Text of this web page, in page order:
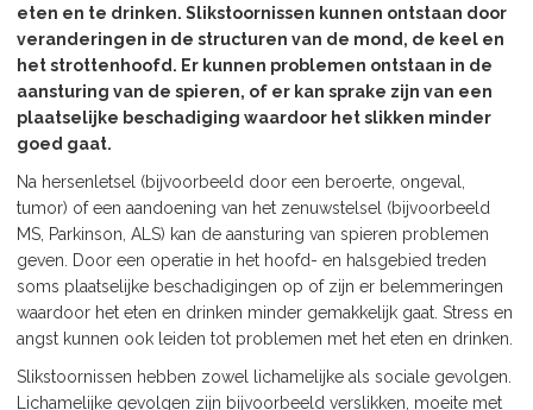
eten en te drinken. Slikstoornissen kunnen ontstaan door
veranderingen in de structuren van de mond, de keel en
het strottenhoofd. Er kunnen problemen ontstaan in de
aansturing van de spieren, of er kan sprake zijn van een
plaatselijke beschadiging waardoor het slikken minder
goed gaat.
Na hersenletsel (bijvoorbeeld door een beroerte, ongeval,
tumor) of een aandoening van het zenuwstelsel (bijvoorbeeld
MS, Parkinson, ALS) kan de aansturing van spieren problemen
geven. Door een operatie in het hoofd- en halsgebied treden
soms plaatselijke beschadigingen op of zijn er belemmeringen
waardoor het eten en drinken minder gemakkelijk gaat. Stress en
angst kunnen ook leiden tot problemen met het eten en drinken.
Slikstoornissen hebben zowel lichamelijke als sociale gevolgen.
Lichamelijke gevolgen zijn bijvoorbeeld verslikken, moeite met